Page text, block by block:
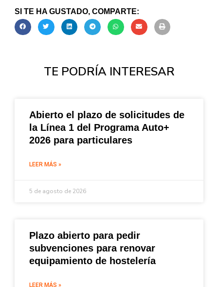
SI TE HA GUSTADO, COMPARTE:
TE PODRÍA INTERESAR
Abierto el plazo de solicitudes de
la Línea 1 del Programa Auto+
2026 para particulares
LEER MÁS »
5 de agosto de 2026
Plazo abierto para pedir
subvenciones para renovar
equipamiento de hostelería
LEER MÁS »